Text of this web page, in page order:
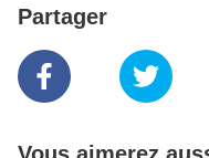
Partager